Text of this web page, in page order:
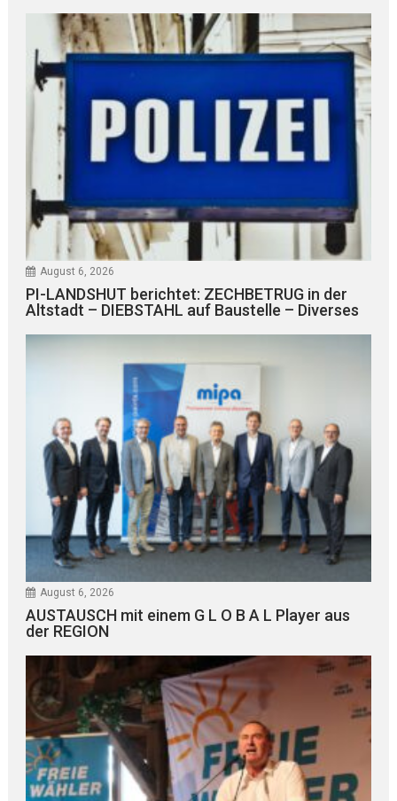
August 6, 2026
PI-LANDSHUT berichtet: ZECHBETRUG in der
Altstadt – DIEBSTAHL auf Baustelle – Diverses
August 6, 2026
AUSTAUSCH mit einem G L O B A L Player aus
der REGION